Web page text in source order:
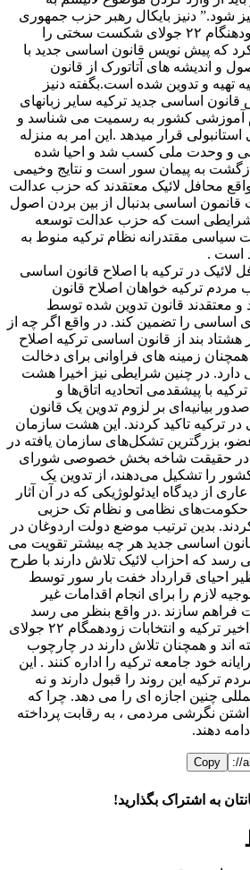
شود.” دنیز بایکال رهبر حزب جمهوری
خلق نیز که در انتخابات زودهنگام ۲۲ جولای شکست سختی را
که پیش نویس قانون اساسی جدید با
و اندیشه های آتاتورک از قانون
تهیه و تدوین شده است.بگفته دنیز
پیش نویس قانون اساسی جدید ترکیه سایر زبانهای
آموزشی کشور به رسمیت می شناسد و
استانبولی قرار میدهد .این امر به منزله
و وحدت ملی کسب شد و احیا شده
به پیمان سور است و نتایج وخیمی
محافل لائیک معتقدند که حزب عدالت
قانمون اساسی بدنبال از بین بردن اصول
شرایطی است که حزب عدالت توسعه
سیاسی مقتدرانه نظام ترکیه منوط به
است .
در ترکیه با اصلاح قانون اساسی
ترکیه خواهان اصلاح قانون
معتقدند قانون تدوین شده توسط
اساسی را تضمین کند. در واقع اگر چه از
بیش از هشتاد بند از قانون اساسی ترکیه اصلاح
زمینه های فراوانی برای دخالت
در چنین شرایطی نیز اخیرا هشت
با پیشقدمی اتحادیه اتاق‌ها و
بیانیه‌ای بر لزوم تدوین یک قانون
در ترکیه تاکید کردند. این هشت سازمان
۲۰‬میلیون عضو، بزرگترین تشکل‌های سازمان یافته در
در حقیقت شاخه بخش خصوصی شورای
را تشکیل می‌دهند، از تدوین یک
از دیدگاه ایدئولوژیکی که در آن آثار
حکومت‌های نظامی و نظام تک حزبی
بدین ترتیب موضع دولت اردوغان در
اساسی جدید هر چه بیشتر تقویت می
رسد که احزاب لائیک تلاش دارند با طرح
احیای قرارداد خفت بار سور توسط
لازم را برای انجام اقدامات غیر
فراهم سازند .در واقع بنظر می رسد
اینگونه محافل از تحولات اخیر ترکیه و انتخابات زودهمگام ۲۲ جولای
اند و همچنان تلاش دارند در چارچوب
خود جامعه ترکیه را اداره کنند . این
ترکیه این روند را قبول دارند و نه
چنین اجازه ای را می دهد. چرا که
نگرشی مردمی ، به رقابت پرداخته
دهند.
Copy
به اشتراک بگذارید!